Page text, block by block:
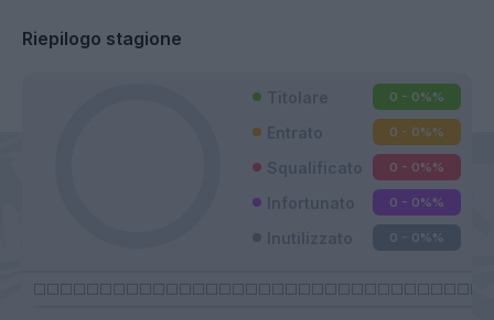
Riepilogo stagione
0 - 0%%
0 - 0%%
0 - 0%%
0 - 0%%
0 - 0%%